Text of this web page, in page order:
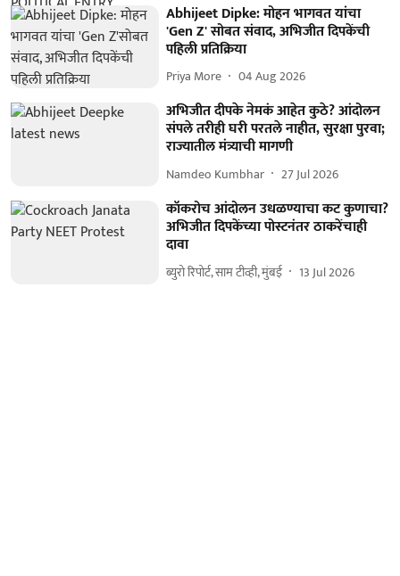
Abhijeet Dipke: मोहन भागवत यांचा
'Gen Z' सोबत संवाद, अभिजीत दिपकेंची
पहिली प्रतिक्रिया
Priya More 04 Aug 2026
अभिजीत दीपके नेमकं आहेत कुठे? आंदोलन
संपले तरीही घरी परतले नाहीत, सुरक्षा पुरवा;
राज्यातील मंत्र्याची मागणी
Namdeo Kumbhar 27 Jul 2026
कॉकरोच आंदोलन उधळण्याचा कट कुणाचा?
अभिजीत दिपकेंच्या पोस्टनंतर ठाकरेंचाही
दावा
ब्युरो रिपोर्ट, साम टीव्ही, मुंबई 13 Jul 2026